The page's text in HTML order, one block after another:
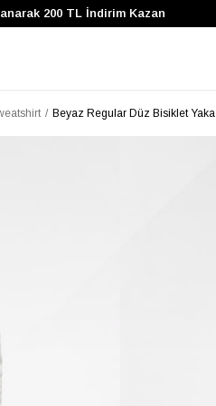
200 TL İndirim Kazan
Beyaz Regular Düz Bisiklet